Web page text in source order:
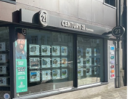
21 Harmony
République
- 27500
un message